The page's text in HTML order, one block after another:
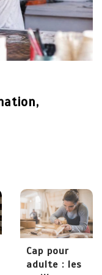
et
formation :
métier
recherché
Cap pour
adulte : les